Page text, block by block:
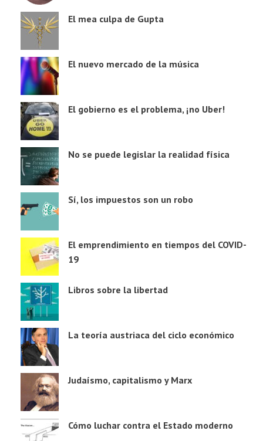
El mea culpa de Gupta
El nuevo mercado de la música
El gobierno es el problema, ¡no Uber!
No se puede legislar la realidad física
Sí, los impuestos son un robo
El emprendimiento en tiempos del COVID-
19
Libros sobre la libertad
La teoría austriaca del ciclo económico
Judaísmo, capitalismo y Marx
Cómo luchar contra el Estado moderno